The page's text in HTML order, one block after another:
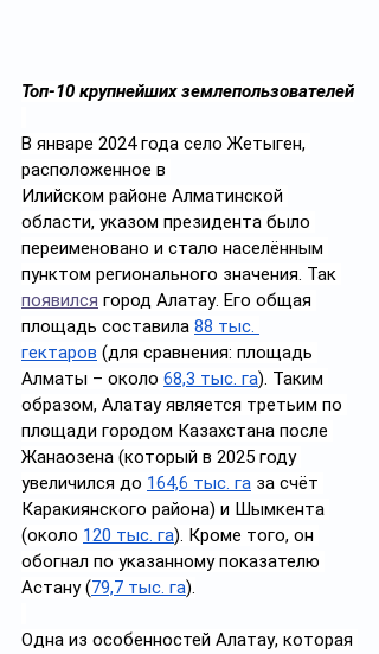
Топ-10 крупнейших землепользователей
В январе 2024 года село Жетыген,
расположенное в
Илийском районе Алматинской
области, указом президента было
переименовано и стало населённым
пунктом регионального значения. Так
появился город Алатау. Его общая
площадь составила 88 тыс.
гектаров (для сравнения: площадь
Алматы – около 68,3 тыс. га). Таким
образом, Алатау является третьим по
площади городом Казахстана после
Жанаозена (который в 2025 году
увеличился до 164,6 тыс. га за счёт
Каракиянского района) и Шымкента
(около 120 тыс. га). Кроме того, он
обогнал по указанному показателю
Астану (79,7 тыс. га).
Одна из особенностей Алатау, которая